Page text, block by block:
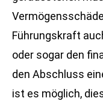
Führungskraft
oder sogar den
den Abschluss
ist es möglich,